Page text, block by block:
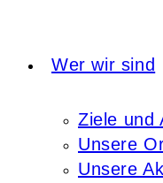
Wer wir sind
Ziele und
Unsere
Unsere